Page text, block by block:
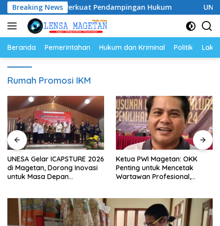
Langsung
ke
konten
Breaking News
Siap Perkuat Pendampingan Hukum UNESA
Beranda Pemerintahan Hukum dan Kriminal Politik
Rumah Promosi IKM
UNESA Gelar ICAPSTURE 2026
di Magetan, Dorong Inovasi
untuk Masa Depan
Ketua PWI Magetan: OKK
Penting untuk Mencetak
Wartawan Profesional,